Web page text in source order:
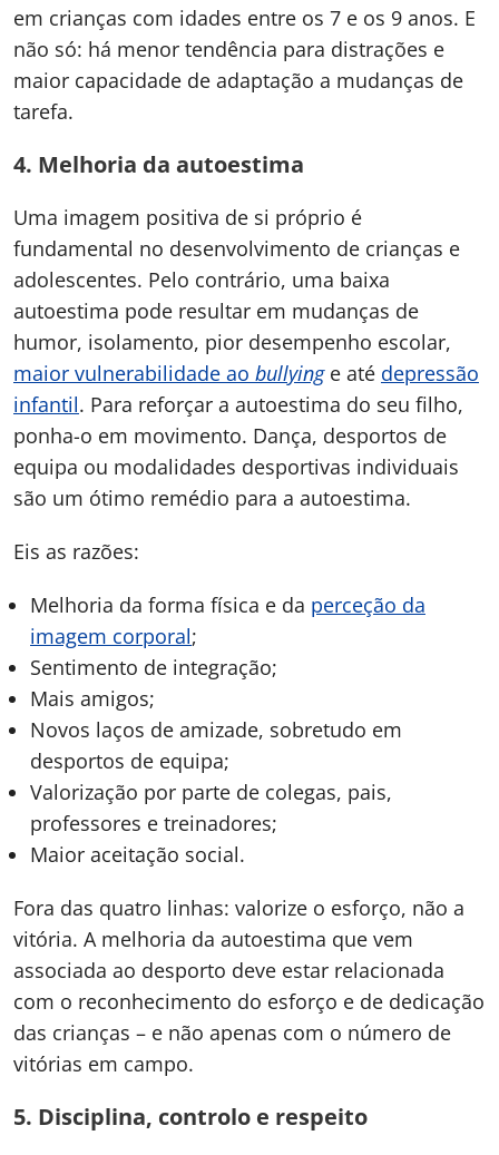
em crianças com idades entre os 7 e os 9 anos. E
não só: há menor tendência para distrações e
maior capacidade de adaptação a mudanças de
tarefa.
4. Melhoria da autoestima
Uma imagem positiva de si próprio é
fundamental no desenvolvimento de crianças e
adolescentes. Pelo contrário, uma baixa
autoestima pode resultar em mudanças de
humor, isolamento, pior desempenho escolar,
maior vulnerabilidade ao bullyinge até depressão
infantil. Para reforçar a autoestima do seu filho,
ponha-o em movimento. Dança, desportos de
equipa ou modalidades desportivas individuais
são um ótimo remédio para a autoestima.
Eis as razões:
Melhoria da forma física e da perceção da
imagem corporal;
Sentimento de integração;
Mais amigos;
Novos laços de amizade, sobretudo em
desportos de equipa;
Valorização por parte de colegas, pais,
professores e treinadores;
Maior aceitação social.
Fora das quatro linhas: valorize o esforço, não a
vitória. A melhoria da autoestima que vem
associada ao desporto deve estar relacionada
com o reconhecimento do esforço e de dedicação
das crianças – e não apenas com o número de
vitórias em campo.
5. Disciplina, controlo e respeito